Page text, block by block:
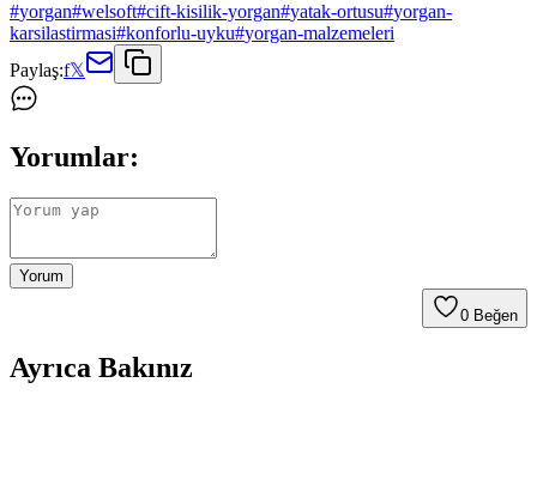
#yorgan#welsoft#cift-kisilik-yorgan#yatak-ortusu#yorgan-
karsilastirmasi#konforlu-uyku#yorgan-malzemeleri
Paylaş:f𝕏
Yorumlar:
Yorum
0 Beğen
Ayrıca Bakınız